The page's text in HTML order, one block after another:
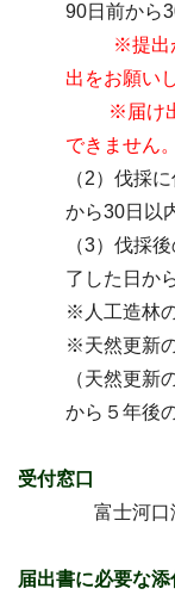
90日前から
※提出
出をお願い
※届け
できません。
（2）伐採
から30日以
（3）伐採
了した日か
※人工造林
※天然更新
（天然更新
から５年後
受付窓口
富士河口
届出書に必要な